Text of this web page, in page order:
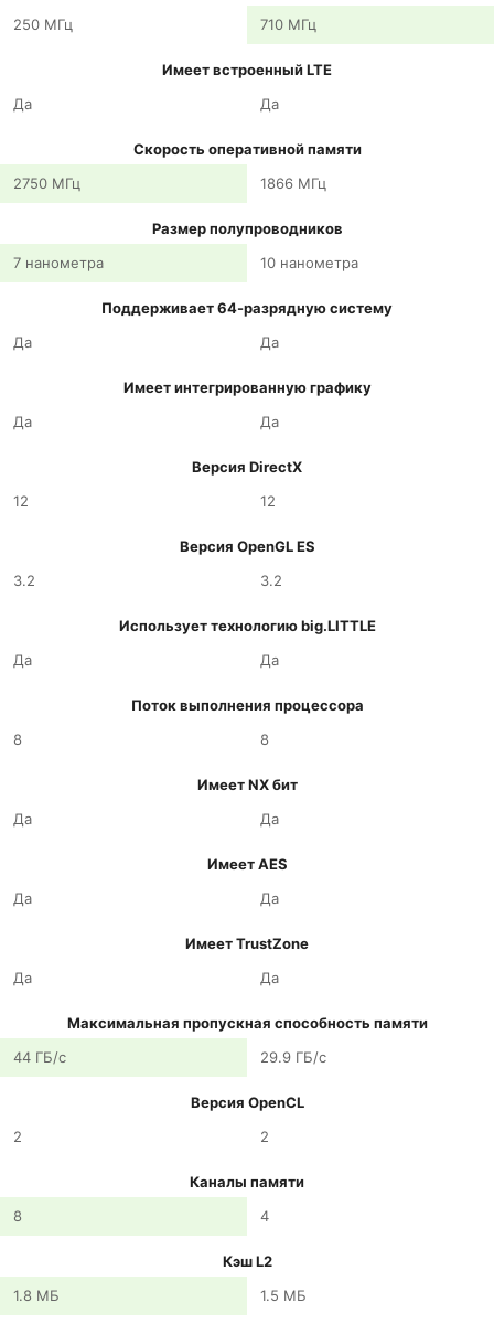
250 МГц
710 МГц
Имеет встроенный LTE
Да
Да
Скорость оперативной памяти
2750 МГц
1866 МГц
Размер полупроводников
7 нанометра
10 нанометра
Поддерживает 64-разрядную систему
Да
Да
Имеет интегрированную графику
Да
Да
Версия DirectX
12
12
Версия OpenGL ES
3.2
3.2
Использует технологию big.LITTLE
Да
Да
Поток выполнения процессора
8
8
Имеет NX бит
Да
Да
Имеет AES
Да
Да
Имеет TrustZone
Да
Да
Максимальная пропускная способность памяти
44 ГБ/с
29.9 ГБ/с
Версия OpenCL
2
2
Каналы памяти
8
4
Кэш L2
1.8 МБ
1.5 МБ